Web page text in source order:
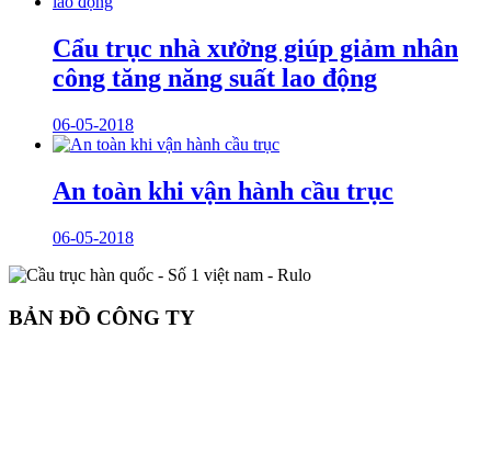
Cẩu trục nhà xưởng giúp giảm nhân
công tăng năng suất lao động
06-05-2018
An toàn khi vận hành cầu trục
06-05-2018
BẢN ĐỒ CÔNG TY